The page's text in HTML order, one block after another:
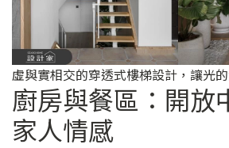
虛與實相交的穿透式樓梯設計，讓光
廚房與餐區：開放
家人情感